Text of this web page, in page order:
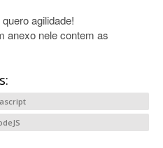
agilidade!
anexo nele contem as